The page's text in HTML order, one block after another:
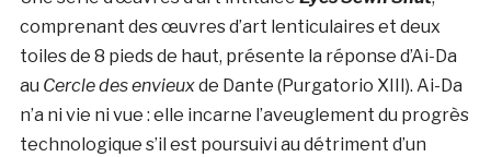
comprenant des œuvres d’art lenticulaires et deux
toiles de 8 pieds de haut, présente la réponse d’Ai-Da
au Cercle des envieuxde Dante (Purgatorio XIII). Ai-Da
n’a ni vie ni vue : elle incarne l’aveuglement du progrès
technologique s’il est poursuivi au détriment d’un